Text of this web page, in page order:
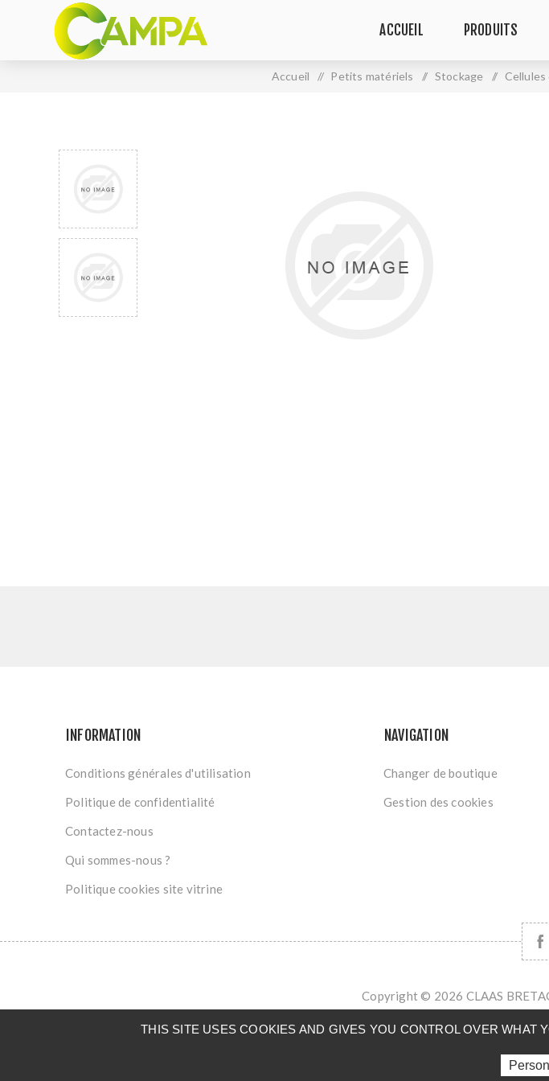
ACCUEIL PRODUITS
Accueil / Petits matériels / Stockage /
INFORMATION
Conditions générales d'utilisation
Politique de confidentialité
Contactez-nous
Qui sommes-nous ?
Politique cookies site vitrine
NAVIGATION
Changer de boutique
Gestion des cookies
Copyright © 2026 CLAAS
THIS SITE USES COOKIES AND GIVES YOU CONTROL OVER WHAT